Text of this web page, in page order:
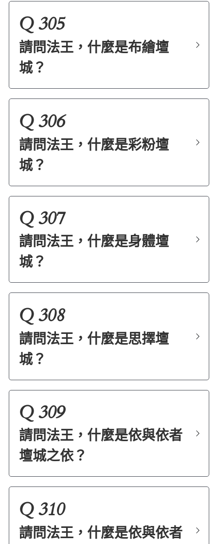
Q 305
請問法王，什麼是布繪壇
城？
Q 306
請問法王，什麼是彩粉壇
城？
Q 307
請問法王，什麼是身體壇
城？
Q 308
請問法王，什麼是思擇壇
城？
Q 309
請問法王，什麼是依與依者
壇城之依？
Q 310
請問法王，什麼是依與依者